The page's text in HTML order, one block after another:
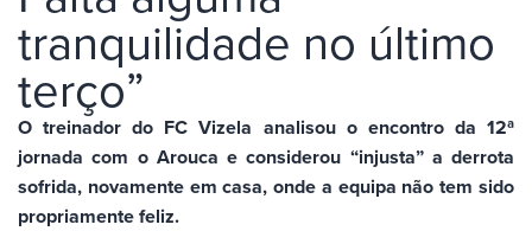
tranquilidade no último
terço”
O treinador do FC Vizela analisou o encontro da 12ª
jornada com o Arouca e considerou “injusta” a derrota
sofrida, novamente em casa, onde a equipa não tem sido
propriamente feliz.